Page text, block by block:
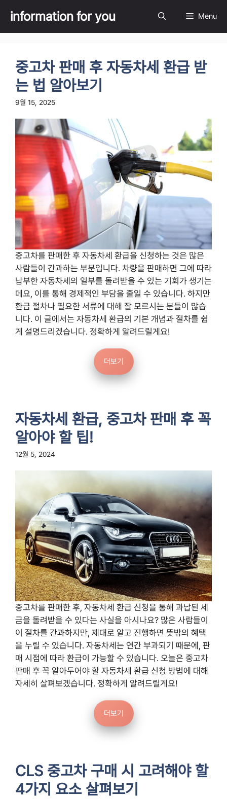
content
information for you Menu
중고차 판매 후 자동차세 환급 받
는 법 알아보기
9월 15, 2025
중고차를 판매한 후 자동차세 환급을 신청하는 것은 많은
사람들이 간과하는 부분입니다. 차량을 판매하면 그에 따라
납부한 자동차세의 일부를 돌려받을 수 있는 기회가 생기는
데요, 이를 통해 경제적인 부담을 줄일 수 있습니다. 하지만
환급 절차나 필요한 서류에 대해 잘 모르시는 분들이 많습
니다. 이 글에서는 자동차세 환급의 기본 개념과 절차를 쉽
게 설명드리겠습니다. 정확하게 알려드릴게요!
더보기
자동차세 환급, 중고차 판매 후 꼭
알아야 할 팁!
12월 5, 2024
중고차를 판매한 후, 자동차세 환급 신청을 통해 과납된 세
금을 돌려받을 수 있다는 사실을 아시나요? 많은 사람들이
이 절차를 간과하지만, 제대로 알고 진행하면 뜻밖의 혜택
을 누릴 수 있습니다. 자동차세는 연간 부과되기 때문에, 판
매 시점에 따라 환급이 가능할 수 있습니다. 오늘은 중고차
판매 후 꼭 알아두어야 할 자동차세 환급 신청 방법에 대해
자세히 살펴보겠습니다. 정확하게 알려드릴게요!
더보기
CLS 중고차 구매 시 고려해야 할
4가지 요소 살펴보기